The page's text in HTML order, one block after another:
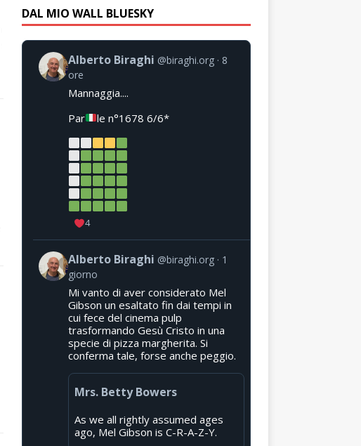
DAL MIO WALL BLUESKY
Alberto Biraghi @biraghi.org
8
ore
Mannaggia....
Par
le n°1678 6/6*
4
Alberto Biraghi @biraghi.org
1
giorno
Mi vanto di aver considerato Mel
Gibson un esaltato fin dai tempi in
cui fece del cinema pulp
trasformando Gesù Cristo in una
specie di pizza margherita. Si
conferma tale, forse anche peggio.
Mrs. Betty Bowers
As we all rightly assumed ages
ago, Mel Gibson is C-R-A-Z-Y.